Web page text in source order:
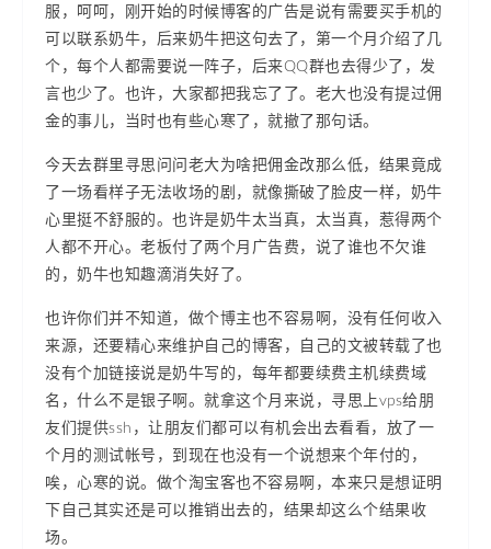
服，呵呵，刚开始的时候博客的广告是说有需要买手机的
可以联系奶牛，后来奶牛把这句去了，第一个月介绍了几
个，每个人都需要说一阵子，后来QQ群也去得少了，发
言也少了。也许，大家都把我忘了了。老大也没有提过佣
金的事儿，当时也有些心寒了，就撤了那句话。
今天去群里寻思问问老大为啥把佣金改那么低，结果竟成
了一场看样子无法收场的剧，就像撕破了脸皮一样，奶牛
心里挺不舒服的。也许是奶牛太当真，太当真，惹得两个
人都不开心。老板付了两个月广告费，说了谁也不欠谁
的，奶牛也知趣滴消失好了。
也许你们并不知道，做个博主也不容易啊，没有任何收入
来源，还要精心来维护自己的博客，自己的文被转载了也
没有个加链接说是奶牛写的，每年都要续费主机续费域
名，什么不是银子啊。就拿这个月来说，寻思上vps给朋
友们提供ssh，让朋友们都可以有机会出去看看，放了一
个月的测试帐号，到现在也没有一个说想来个年付的，
唉，心寒的说。做个淘宝客也不容易啊，本来只是想证明
下自己其实还是可以推销出去的，结果却这么个结果收
场。